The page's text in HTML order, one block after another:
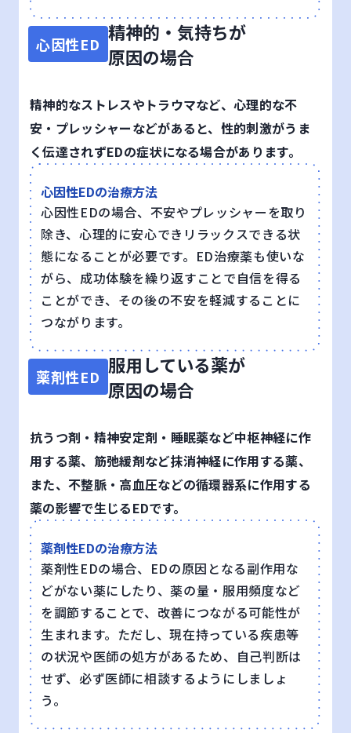
心因性ED 精神的・気持ちが
原因の場合
精神的なストレスやトラウマなど、心理的な不
安・プレッシャーなどがあると、 性的刺激がうま
く伝達されずEDの症状になる場合があります。
心因性EDの治療方法
心因性EDの場合、不安やプレッシャーを取り
除き、心理的に安心できリラックスできる状
態になることが必要です。ED治療薬も使いな
がら、成功体験を繰り返すことで自信を得る
ことができ、その後の不安を軽減することに
つながります。
薬剤性ED 服用している薬が
原因の場合
抗うつ剤・精神安定剤・睡眠薬など中枢神経に作
用する薬、筋弛緩剤など抹消神経に作用する薬、
また、不整脈・高血圧などの循環器系に作用する
薬の影響で生じるEDです。
薬剤性EDの治療方法
薬剤性EDの場合、EDの原因となる副作用な
どがない薬にしたり、薬の量・服用頻度など
を調節することで、改善につながる可能性が
生まれます。ただし、現在持っている疾患等
の状況や医師の処方があるため、自己判断は
せず、必ず医師に相談するようにしましょ
う。